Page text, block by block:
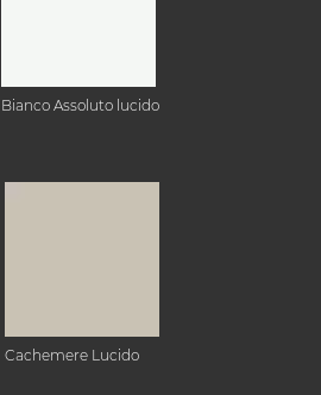
Bianco Assoluto lucido
Cachemere Lucido